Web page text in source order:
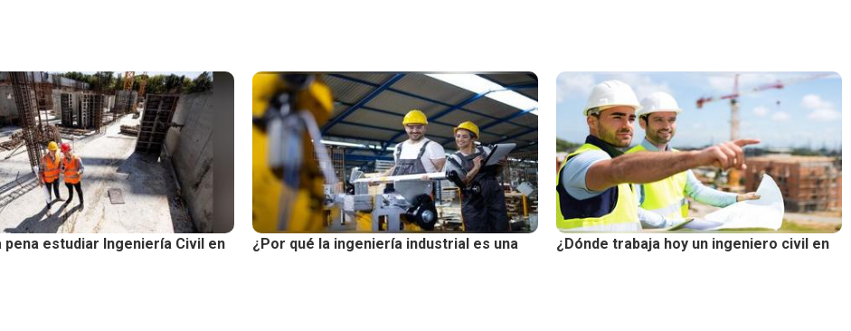
pena estudiar Ingeniería Civil en
¿Por qué la ingeniería industrial es una
¿Dónde trabaja hoy un ingeniero civil en